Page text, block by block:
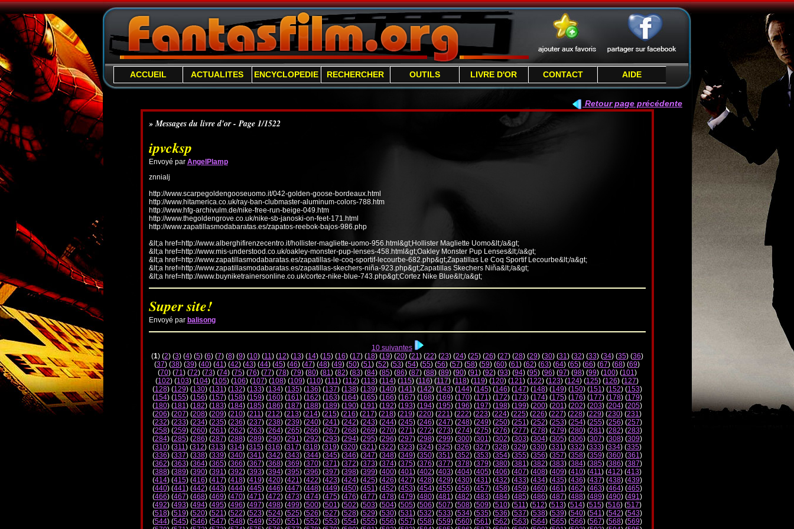
ACCUEIL ACTUALITES ENCYCLOPEDIE RECHERCHER OUTILS LIVRE D'OR CONTACT AIDE
Retour page précédente
» Messages du livre d'or - Page 1/1522
ipvcksp
Envoyé par AngelPlamp
znnialj
http://www.scarpegoldengooseuomo.it/042-golden-goose-bordeaux.html
http://www.hitamerica.co.uk/ray-ban-clubmaster-aluminum-colors-788.htm
http://www.hfg-archivulm.de/nike-free-run-beige-049.htm
http://www.thegoldengrove.co.uk/nike-sb-janoski-on-feet-171.html
http://www.zapatillasmodabaratas.es/zapatos-reebok-bajos-986.php
&lt;a href=http://www.alberghifirenzecentro.it/hollister-magliette-uomo-956.html&gt;Hollister Magliette Uomo&lt;/a&gt;
&lt;a href=http://www.mis-understood.co.uk/oakley-monster-pup-lenses-458.html&gt;Oakley Monster Pup Lenses&lt;/a&gt;
&lt;a href=http://www.zapatillasmodabaratas.es/zapatillas-le-coq-sportif-lecourbe-682.php&gt;Zapatillas Le Coq Sportif Lecourbe&lt;/a&gt;
&lt;a href=http://www.zapatillasmodabaratas.es/zapatillas-skechers-niña-923.php&gt;Zapatillas Skechers Niña&lt;/a&gt;
&lt;a href=http://www.buyniketrainersonline.co.uk/cortez-nike-blue-743.php&gt;Cortez Nike Blue&lt;/a&gt;
Super site!
Envoyé par balisong
10 suivantes
(1) (2) (3) (4) (5) (6) (7) (8) (9) (10) (11) (12) (13) (14) (15) (16) (17) (18) (19) (20) (21) (22) (23) (24) (25) (26) (27) (28) (29) (30) (31) (32) (33) (34) (35) (36)
(37) (38) (39) (40) (41) (42) (43) (44) (45) (46) (47) (48) (49) (50) (51) (52) (53) (54) (55) (56) (57) (58) (59) (60) (61) (62) (63) (64) (65) (66) (67) (68) (69)
(70) (71) (72) (73) (74) (75) (76) (77) (78) (79) (80) (81) (82) (83) (84) (85) (86) (87) (88) (89) (90) (91) (92) (93) (94) (95) (96) (97) (98) (99) (100) (101)
(102) (103) (104) (105) (106) (107) (108) (109) (110) (111) (112) (113) (114) (115) (116) (117) (118) (119) (120) (121) (122) (123) (124) (125) (126) (127)
(128) (129) (130) (131) (132) (133) (134) (135) (136) (137) (138) (139) (140) (141) (142) (143) (144) (145) (146) (147) (148) (149) (150) (151) (152) (153)
(154) (155) (156) (157) (158) (159) (160) (161) (162) (163) (164) (165) (166) (167) (168) (169) (170) (171) (172) (173) (174) (175) (176) (177) (178) (179)
(180) (181) (182) (183) (184) (185) (186) (187) (188) (189) (190) (191) (192) (193) (194) (195) (196) (197) (198) (199) (200) (201) (202) (203) (204) (205)
(206) (207) (208) (209) (210) (211) (212) (213) (214) (215) (216) (217) (218) (219) (220) (221) (222) (223) (224) (225) (226) (227) (228) (229) (230) (231)
(232) (233) (234) (235) (236) (237) (238) (239) (240) (241) (242) (243) (244) (245) (246) (247) (248) (249) (250) (251) (252) (253) (254) (255) (256) (257)
(258) (259) (260) (261) (262) (263) (264) (265) (266) (267) (268) (269) (270) (271) (272) (273) (274) (275) (276) (277) (278) (279) (280) (281) (282) (283)
(284) (285) (286) (287) (288) (289) (290) (291) (292) (293) (294) (295) (296) (297) (298) (299) (300) (301) (302) (303) (304) (305) (306) (307) (308) (309)
(310) (311) (312) (313) (314) (315) (316) (317) (318) (319) (320) (321) (322) (323) (324) (325) (326) (327) (328) (329) (330) (331) (332) (333) (334) (335)
(336) (337) (338) (339) (340) (341) (342) (343) (344) (345) (346) (347) (348) (349) (350) (351) (352) (353) (354) (355) (356) (357) (358) (359) (360) (361)
(362) (363) (364) (365) (366) (367) (368) (369) (370) (371) (372) (373) (374) (375) (376) (377) (378) (379) (380) (381) (382) (383) (384) (385) (386) (387)
(388) (389) (390) (391) (392) (393) (394) (395) (396) (397) (398) (399) (400) (401) (402) (403) (404) (405) (406) (407) (408) (409) (410) (411) (412) (413)
(414) (415) (416) (417) (418) (419) (420) (421) (422) (423) (424) (425) (426) (427) (428) (429) (430) (431) (432) (433) (434) (435) (436) (437) (438) (439)
(440) (441) (442) (443) (444) (445) (446) (447) (448) (449) (450) (451) (452) (453) (454) (455) (456) (457) (458) (459) (460) (461) (462) (463) (464) (465)
(466) (467) (468) (469) (470) (471) (472) (473) (474) (475) (476) (477) (478) (479) (480) (481) (482) (483) (484) (485) (486) (487) (488) (489) (490) (491)
(492) (493) (494) (495) (496) (497) (498) (499) (500) (501) (502) (503) (504) (505) (506) (507) (508) (509) (510) (511) (512) (513) (514) (515) (516) (517)
(518) (519) (520) (521) (522) (523) (524) (525) (526) (527) (528) (529) (530) (531) (532) (533) (534) (535) (536) (537) (538) (539) (540) (541) (542) (543)
(544) (545) (546) (547) (548) (549) (550) (551) (552) (553) (554) (555) (556) (557) (558) (559) (560) (561) (562) (563) (564) (565) (566) (567) (568) (569)